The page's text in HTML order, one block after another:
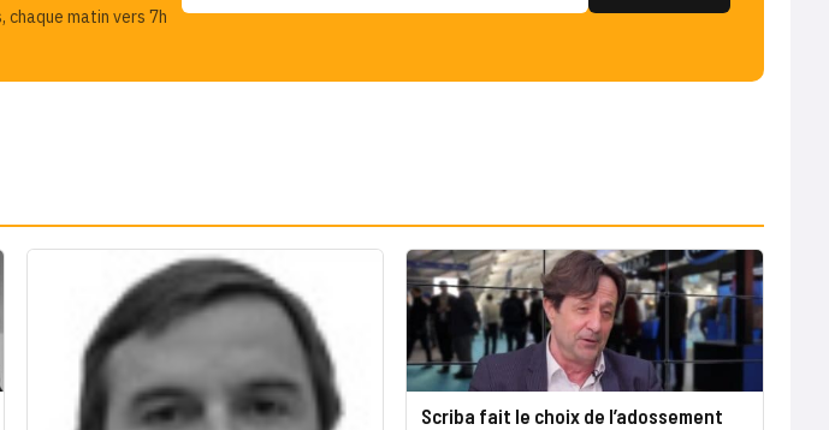
matin vers 7h
Scriba fait le choix de l’adossement